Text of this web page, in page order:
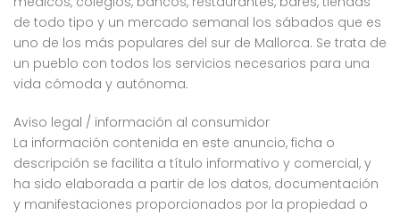
de todo tipo y un mercado semanal los sábados que es
uno de los más populares del sur de Mallorca. Se trata de
un pueblo con todos los servicios necesarios para una
vida cómoda y autónoma.
Aviso legal / información al consumidor
La información contenida en este anuncio, ficha o
descripción se facilita a título informativo y comercial, y
ha sido elaborada a partir de los datos, documentación
y manifestaciones proporcionados por la propiedad o